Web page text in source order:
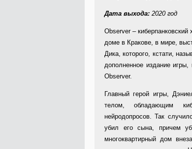
Дата выхода: 2020 год
Observer – киберпанковский
доме в Кракове, в мире,
Дика, которого, кстати,
дополненное издание
Observer.
Главный герой игры,
телом, обладающим
нейродопросов. Так
убил его сына, причем
многоквартирный дом